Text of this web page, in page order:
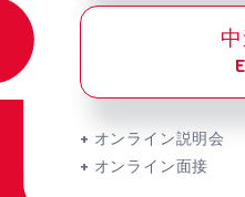
+ オンライン説明会
+ オンライン面接